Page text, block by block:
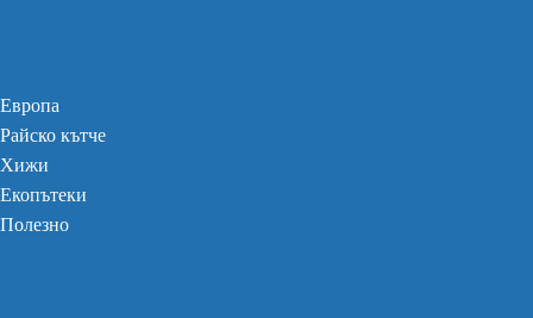
Европа
Райско кътче
Хижи
Екопътеки
Полезно